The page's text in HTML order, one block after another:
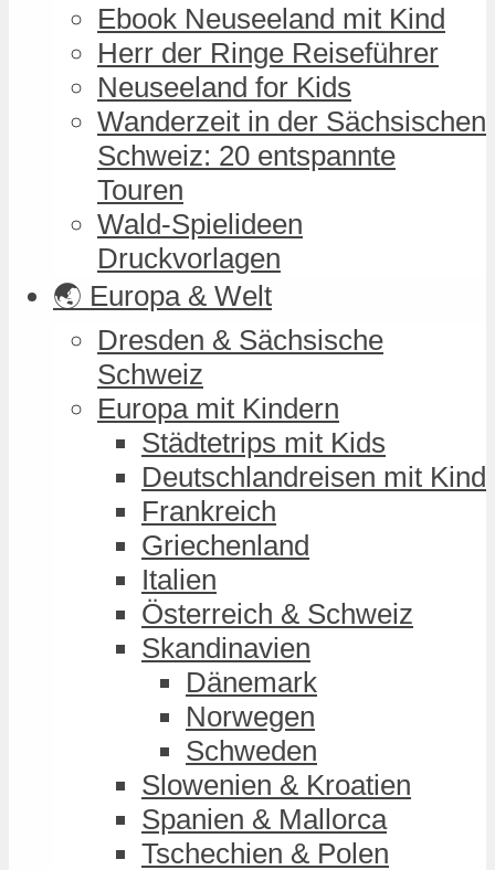
Ebook Neuseeland mit Kind
Herr der Ringe Reiseführer
Neuseeland for Kids
Wanderzeit in der Sächsischen
Schweiz: 20 entspannte
Touren
Wald-Spielideen
Druckvorlagen
🌏 Europa & Welt
Dresden & Sächsische
Schweiz
Europa mit Kindern
Städtetrips mit Kids
Deutschlandreisen mit Kind
Frankreich
Griechenland
Italien
Österreich & Schweiz
Skandinavien
Dänemark
Norwegen
Schweden
Slowenien & Kroatien
Spanien & Mallorca
Tschechien & Polen